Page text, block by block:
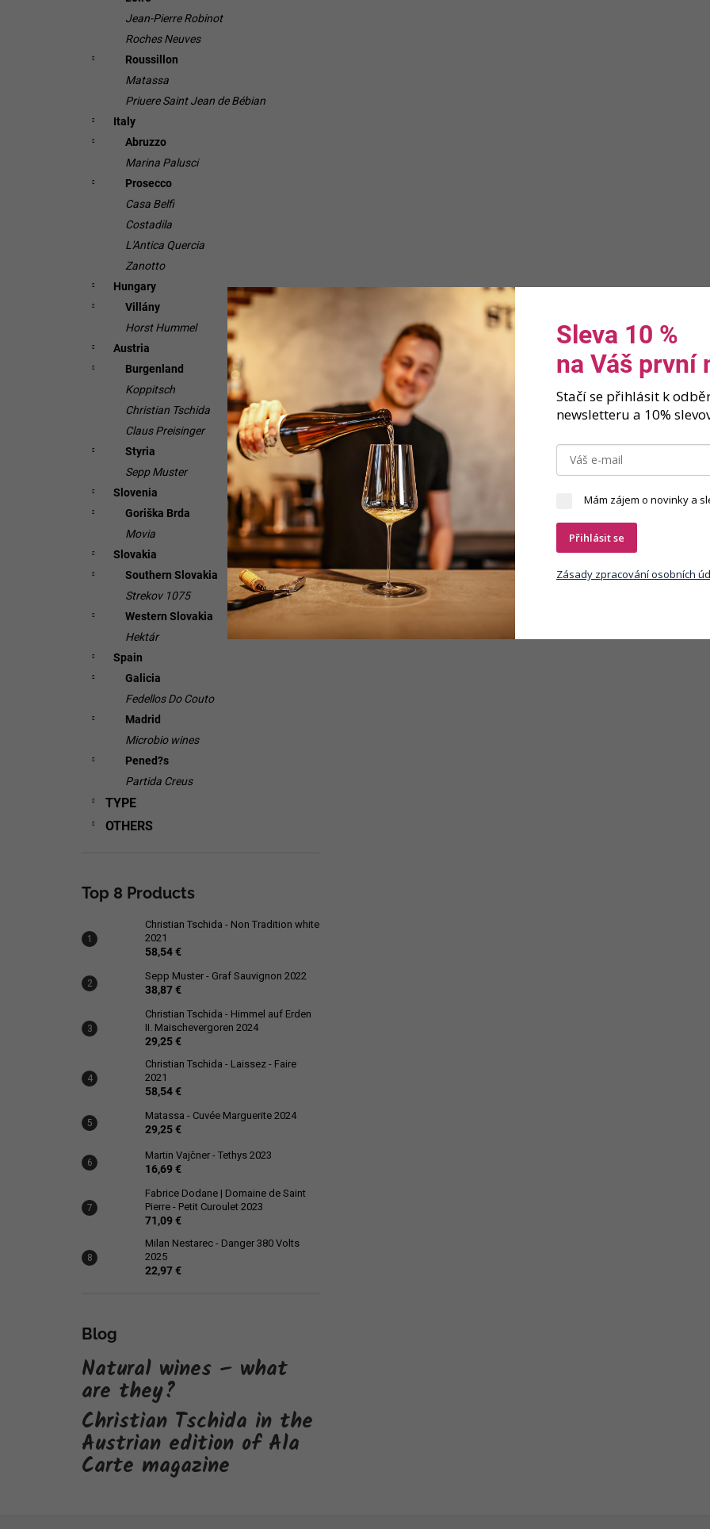
Jean-Pierre Robinot
Roches Neuves
Roussillon
Matassa
Priuere Saint Jean de Bébian
Italy
Abruzzo
Marina Palusci
Prosecco
Casa Belfi
Costadila
L'Antica Quercia
Zanotto
Hungary
Villány
Horst Hummel
Austria
Burgenland
Koppitsch
Christian Tschida
Claus Preisinger
Styria
Sepp Muster
Slovenia
Goriška Brda
Movia
Slovakia
Southern Slovakia
Strekov 1075
Western Slovakia
Hektár
Spain
Galicia
Fedellos Do Couto
Madrid
Microbio wines
Pened?s
Partida Creus
TYPE
OTHERS
Top 8 Products
Christian Tschida - Non Tradition white
2021
58,54 €
Sepp Muster - Graf Sauvignon 2022
38,87 €
Christian Tschida - Himmel auf Erden
II. Maischevergoren 2024
29,25 €
Christian Tschida - Laissez - Faire
2021
58,54 €
Matassa - Cuvée Marguerite 2024
29,25 €
Martin Vajčner - Tethys 2023
16,69 €
Fabrice Dodane | Domaine de Saint
Pierre - Petit Curoulet 2023
71,09 €
Milan Nestarec - Danger 380 Volts
2025
22,97 €
Blog
Natural wines – what
are they?
Christian Tschida in the
Austrian edition of Ala
Carte magazine
Sleva 10 %
na Váš první
Stačí se přihlásit k
newsletteru a 10%
Mám zájem o novinky a
Přihlásit se
Zásady zpracování osobních